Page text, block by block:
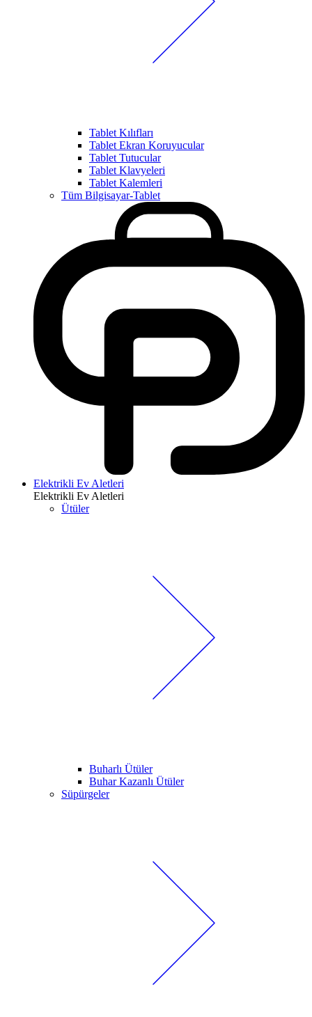
Tablet Kılıfları
Tablet Ekran Koruyucular
Tablet Tutucular
Tablet Klavyeleri
Tablet Kalemleri
Tüm Bilgisayar-Tablet
Elektrikli Ev Aletleri
Elektrikli Ev Aletleri
Ütüler
Buharlı Ütüler
Buhar Kazanlı Ütüler
Süpürgeler